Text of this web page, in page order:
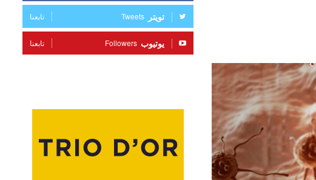
تويتر Tweets تابعنا
يوتيوب Followers تابعنا